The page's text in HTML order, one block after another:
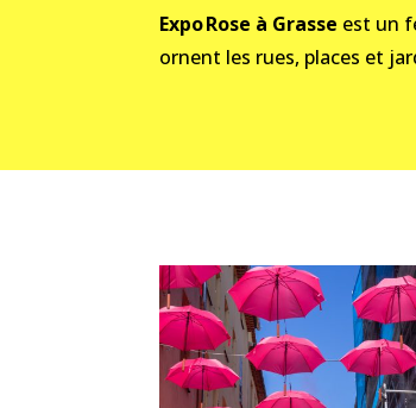
Expo Rose à Grasse est un
ornent les rues, places et